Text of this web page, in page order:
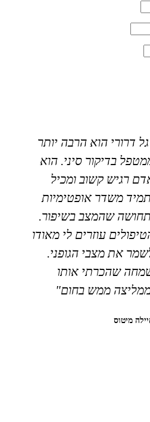
דרורי הוא הרבה יותר
בדיקור סיני. הוא
רגיש קשוב ומכיל
משדר אופטימיות
שהמצב בשיפור.
עוזרים לי מאודו
את מצבי הגופני.
שהכרתי אותו
ממש בחום"
מיטוס